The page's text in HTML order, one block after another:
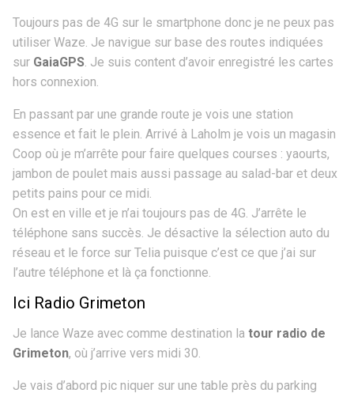
Toujours pas de 4G sur le smartphone donc je ne peux pas
utiliser Waze. Je navigue sur base des routes indiquées
sur GaiaGPS. Je suis content d’avoir enregistré les cartes
hors connexion.
En passant par une grande route je vois une station
essence et fait le plein. Arrivé à Laholm je vois un magasin
Coop où je m’arrête pour faire quelques courses : yaourts,
jambon de poulet mais aussi passage au salad-bar et deux
petits pains pour ce midi.
On est en ville et je n’ai toujours pas de 4G. J’arrête le
téléphone sans succès. Je désactive la sélection auto du
réseau et le force sur Telia puisque c’est ce que j’ai sur
l’autre téléphone et là ça fonctionne.
Ici Radio Grimeton
Je lance Waze avec comme destination la tour radio de
Grimeton, où j’arrive vers midi 30.
Je vais d’abord pic niquer sur une table près du parking